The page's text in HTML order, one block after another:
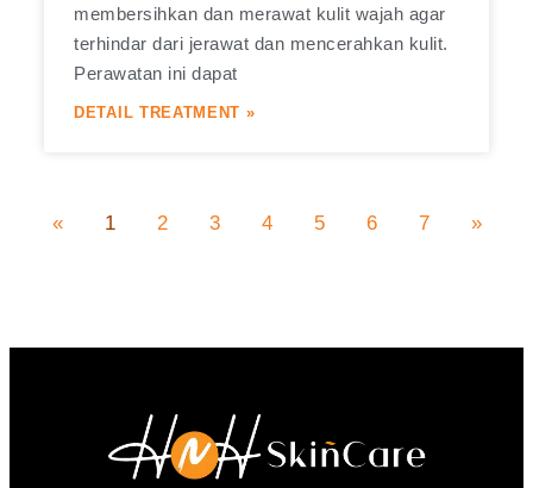
membersihkan dan merawat kulit wajah agar
terhindar dari jerawat dan mencerahkan kulit.
Perawatan ini dapat
DETAIL TREATMENT »
« 1 2 3 4 5 6 7 »